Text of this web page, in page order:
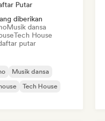
Putar
diberikan
Musik dansa
Tech House
putar
Musik dansa
Tech House